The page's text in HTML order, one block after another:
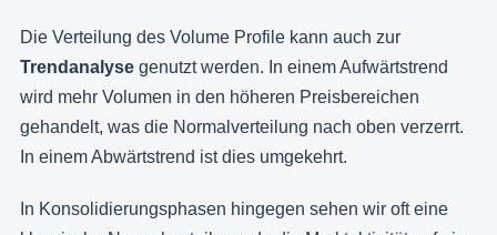
Die Verteilung des Volume Profile kann auch zur
Trendanalyse genutzt werden. In einem Aufwärtstrend
wird mehr Volumen in den höheren Preisbereichen
gehandelt, was die Normalverteilung nach oben verzerrt.
In einem Abwärtstrend ist dies umgekehrt.
In Konsolidierungsphasen hingegen sehen wir oft eine